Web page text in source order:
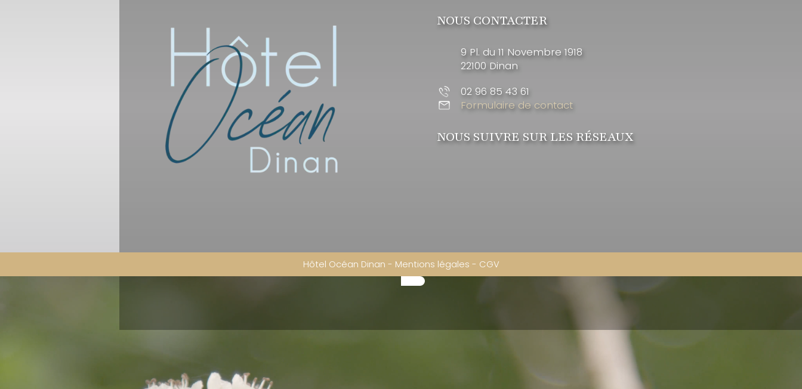
NOUS CONTACTER
9 Pl. du 11 Novembre 1918
22100 Dinan
02 96 85 43 61
Formulaire de contact
NOUS SUIVRE SUR LES RÉSEAUX
Hôtel Océan Dinan - Mentions légales - CGV